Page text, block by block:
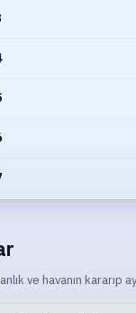
ve havanın kararıp